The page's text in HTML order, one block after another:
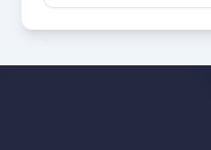
(2025)